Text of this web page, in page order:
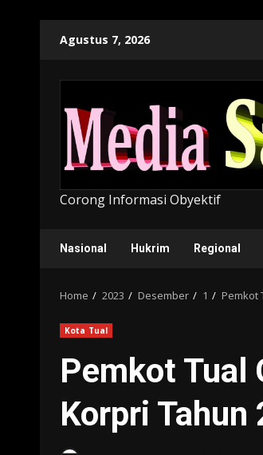
Agustus 7, 2026
Corong Informasi Obyektif
Nasional Hukrim Regional
Home 2023 Desember 1 Pemkot
Kota Tual
Pemkot Tual
Korpri Tahun